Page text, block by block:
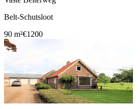
Belt-Schutsloot
90 m²€1200